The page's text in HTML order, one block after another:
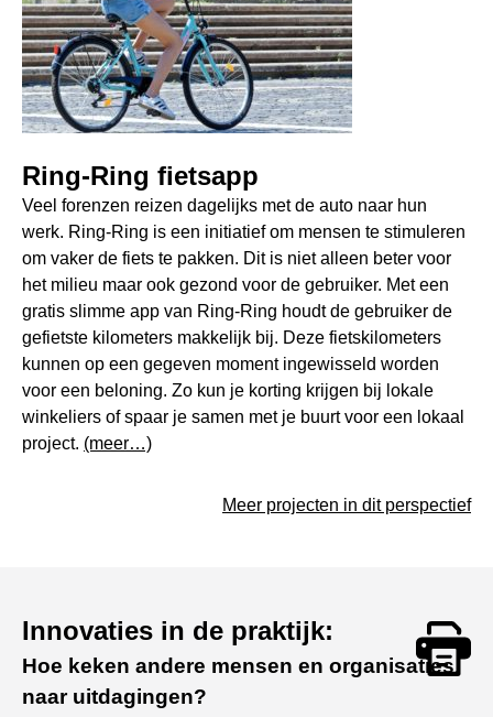
Ring-Ring fietsapp
Veel forenzen reizen dagelijks met de auto naar hun
werk. Ring-Ring is een initiatief om mensen te stimuleren
om vaker de fiets te pakken. Dit is niet alleen beter voor
het milieu maar ook gezond voor de gebruiker. Met een
gratis slimme app van Ring-Ring houdt de gebruiker de
gefietste kilometers makkelijk bij. Deze fietskilometers
kunnen op een gegeven moment ingewisseld worden
voor een beloning. Zo kun je korting krijgen bij lokale
winkeliers of spaar je samen met je buurt voor een lokaal
project. (meer…)
Meer projecten in dit perspectief
Innovaties in de praktijk:
Hoe keken andere mensen en organisaties
naar uitdagingen?